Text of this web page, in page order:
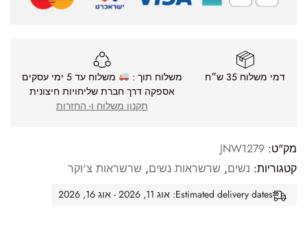
דמי משלוח 35 ש״ח משלוח תוך :
משלוח עד 5 ימי עסקים
אספקה דרך חברת שליחויות חיצונית
תקנון משלוח ו- החזרות
מק"ט: JNW1279
קטגוריות: נשים, שרשראות נשים, שרשראות צ'וקר
Estimated delivery dates: אוג 11, 2026 - אוג 16, 2026